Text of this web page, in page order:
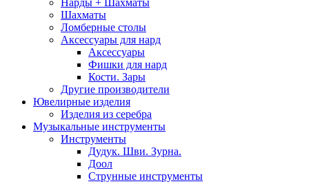
Нарды + Шахматы
Шахматы
Ломберные столы
Аксессуары для нард
Аксессуары
Фишки для нард
Кости. Зары
Другие производители
Ювелирные изделия
Изделия из серебра
Музыкальные инструменты
Инструменты
Дудук. Шви. Зурна.
Доол
Струнные инструменты